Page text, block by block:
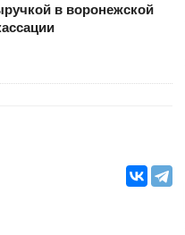
в воронежской